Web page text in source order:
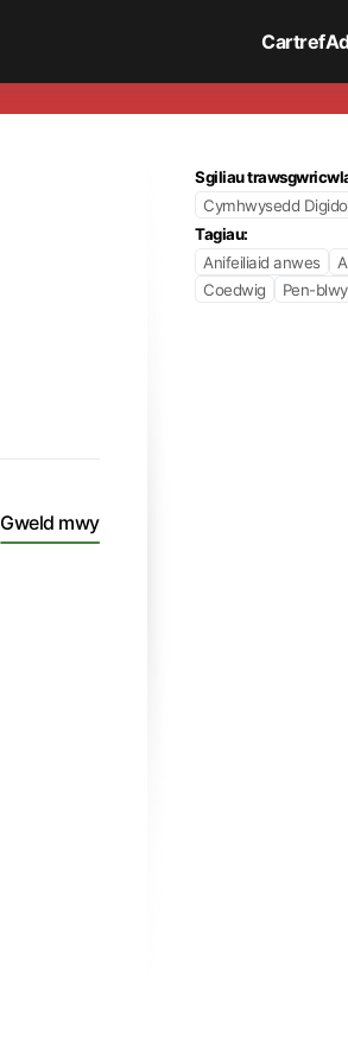
Cartref
Gweld mwy
Sgiliau
Cymhwysedd
Tagiau:
Anifeiliaid anwes
Coedwig
Pen-